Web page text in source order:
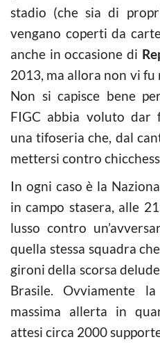
stadio (che sia di
vengano coperti da
anche in occasione di
2013, ma allora non vi
Non si capisce bene
FIGC abbia voluto dar
una tifoseria che, dal
mettersi contro
In ogni caso è la
in campo stasera, alle
lusso contro
quella stessa squadra
gironi della scorsa
Brasile. Ovviamente
massima allerta in
attesi circa 2000